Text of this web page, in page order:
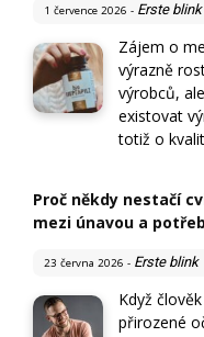
1 července 2026 - Erste blink
Zájem o
výrazně
výrobců,
existovat
totiž o
Proč někdy nestačí
mezi únavou a
23 června 2026 - Erste blink
Když
přirozené